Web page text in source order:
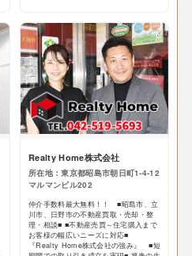
Realty Home株式会社
所在地：東京都昭島市朝日町1-4-12
マルマンビル202
仲介手数料最大無料！！ ■昭島市、立
川市、日野市の不動産買取・売却・整
理・相談■ ■不動産売買～住宅購入まで
お客様の幅広いニーズに対応■
『Realty Home株式会社の強み』 ■短